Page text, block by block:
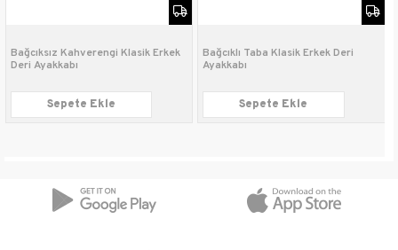
Bağcıksız Kahverengi Klasik Erkek
Deri Ayakkabı
Sepete Ekle
Bağcıklı Taba Klasik Erkek Deri
Ayakkabı
Sepete Ekle